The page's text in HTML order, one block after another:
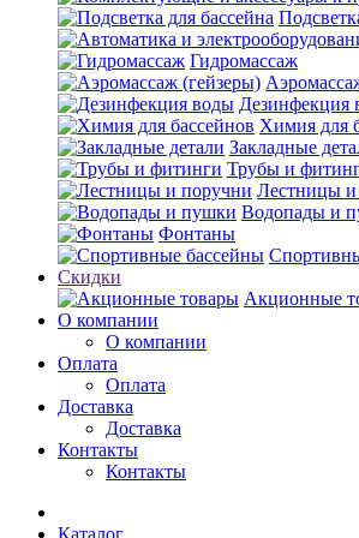
Гидромассаж
Дезинфекция
Химия для
Закладные
Трубы и
Лестницы
Водопады и
Фонтаны
Скидки
Акционные
О компании
О компании
Оплата
Оплата
Доставка
Доставка
Контакты
Контакты
Каталог